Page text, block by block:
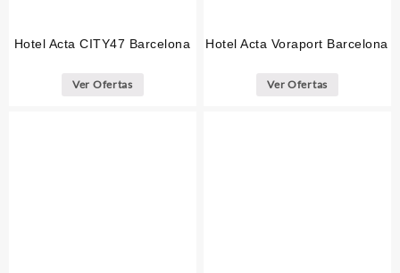
Hotel Acta CITY47 Barcelona
Ver Ofertas
Hotel Acta Voraport Barcelona
Ver Ofertas